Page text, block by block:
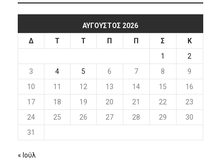
ΑΎΓΟΥΣΤΟΣ 2026
Δ
Τ Τ Π Π Σ
Κ
1
2
3
4 5 6 7 8
9
10
11 12 13 14 15
16
17
18 19 20 21 22
23
24
25 26 27 28 29
30
31
« Ιούλ